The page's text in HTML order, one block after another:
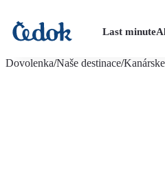
Last minute
Dovolenka/Naše destinace/